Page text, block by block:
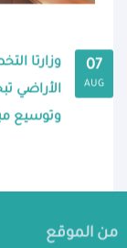
07
AUG
وزارتا
وتوسيع
من الموقع